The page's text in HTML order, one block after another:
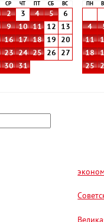
СР ЧТ СБ ВС
2 3 4 5
6
9 10 11 12
13
16 17 18 19
20
23 24 25 26
27
30 31
ПН
4
11
18
25